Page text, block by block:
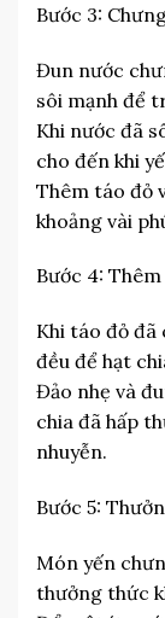
Bước 3:
Đun nước
sôi mạnh để
Khi nước đã
cho đến khi
Thêm táo đỏ
khoảng vài
Bước 4:
Khi táo đỏ đã
đều để hạt
Đảo nhẹ và
chia đã hấp
nhuyễn.
Bước 5:
Món yến
thưởng thức